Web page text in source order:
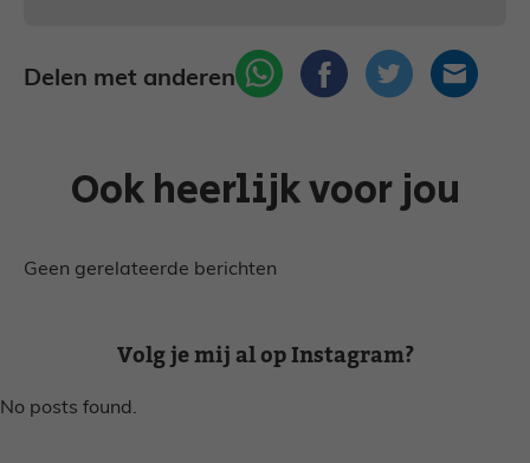
Delen met anderen
Ook heerlijk voor jou
Geen gerelateerde berichten
Volg je mij al op Instagram?
No posts found.